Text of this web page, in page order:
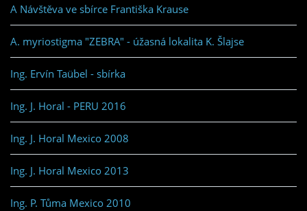
A Návštěva ve sbírce Františka Krause
A. myriostigma "ZEBRA" - úžasná lokalita K. Šlajse
Ing. Ervín Taübel - sbírka
Ing. J. Horal - PERU 2016
Ing. J. Horal Mexico 2008
Ing. J. Horal Mexico 2013
Ing. P. Tůma Mexico 2010